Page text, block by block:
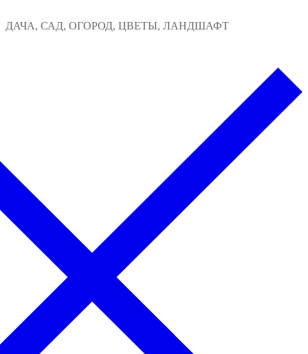
к
ДАЧА, САД, ОГОРОД, ЦВЕТЫ, ЛАНДШАФТ